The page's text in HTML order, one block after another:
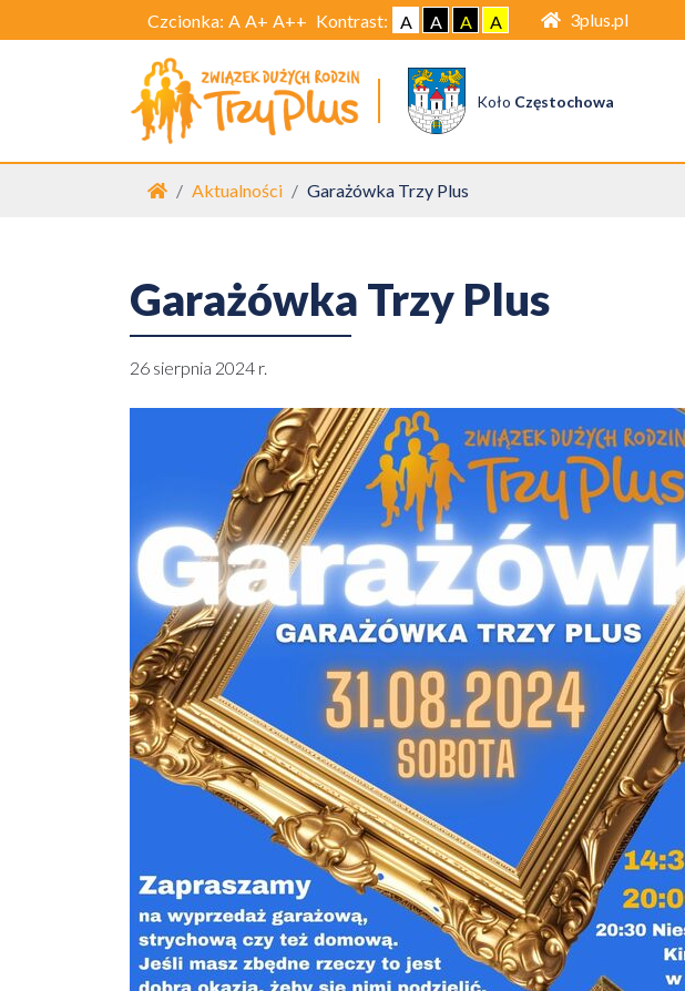
Czcionka: A A+ A++ Kontrast: A A A A 3plus.pl
Koło Częstochowa
Strona główna
Aktualności Garażówka Trzy Plus
Garażówka Trzy Plus
26 sierpnia 2024 r.